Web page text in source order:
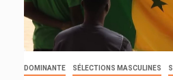
DOMINANTE SÉLECTIONS MASCULINES